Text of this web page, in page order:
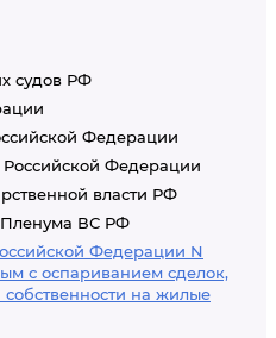
судов РФ
Федерации
Российской Федерации
власти РФ
ВС РФ
Федерации N
с оспариванием сделок,
на жилые